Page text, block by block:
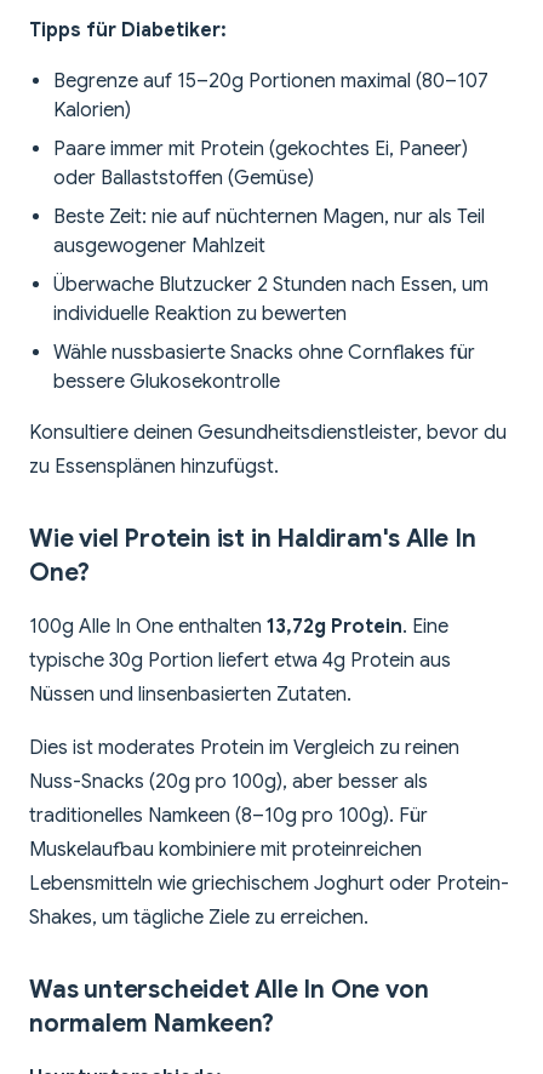
Tipps für Diabetiker:
Begrenze auf 15–20g Portionen maximal (80–107
Kalorien)
Paare immer mit Protein (gekochtes Ei, Paneer)
oder Ballaststoffen (Gemüse)
Beste Zeit: nie auf nüchternen Magen, nur als Teil
ausgewogener Mahlzeit
Überwache Blutzucker 2 Stunden nach Essen, um
individuelle Reaktion zu bewerten
Wähle nussbasierte Snacks ohne Cornflakes für
bessere Glukosekontrolle
Konsultiere deinen Gesundheitsdienstleister, bevor du
zu Essensplänen hinzufügst.
Wie viel Protein ist in Haldiram's Alle In
One?
100g Alle In One enthalten 13,72g Protein. Eine
typische 30g Portion liefert etwa 4g Protein aus
Nüssen und linsenbasierten Zutaten.
Dies ist moderates Protein im Vergleich zu reinen
Nuss-Snacks (20g pro 100g), aber besser als
traditionelles Namkeen (8–10g pro 100g). Für
Muskelaufbau kombiniere mit proteinreichen
Lebensmitteln wie griechischem Joghurt oder Protein-
Shakes, um tägliche Ziele zu erreichen.
Was unterscheidet Alle In One von
normalem Namkeen?